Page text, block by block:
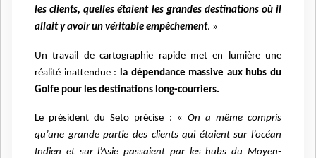
les clients, quelles étaient les grandes destinations où il
allait y avoir un véritable empêchement. »
Un travail de cartographie rapide met en lumière une
réalité inattendue :
la dépendance massive aux hubs du
Golfe pour les destinations long-courriers.
Le président du Seto précise : « On a même compris
qu’une grande partie des clients qui étaient sur l’océan
Indien et sur l’Asie passaient par les hubs du Moyen-